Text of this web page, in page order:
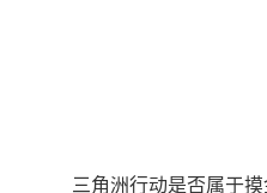
三角洲行动是否属于摸